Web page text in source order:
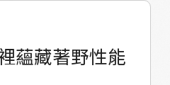
野籽們透過心靈，開
活環境，即使從小生長
曾將自己全然放入自
蘊藏著野性能